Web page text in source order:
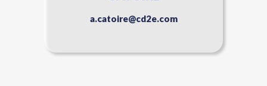
a.catoire@cd2e.com